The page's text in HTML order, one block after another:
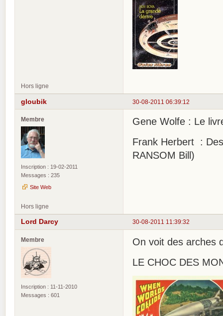
Hors ligne
30-08-2011 06:39:12
gloubik
Membre
Inscription : 19-02-2011
Messages : 235
Site Web
Gene Wolfe : Le
Frank Herbert :
RANSOM Bill)
Hors ligne
30-08-2011 11:39:32
Lord Darcy
Membre
Inscription : 11-11-2010
Messages : 601
On voit des arches
LE CHOC DES